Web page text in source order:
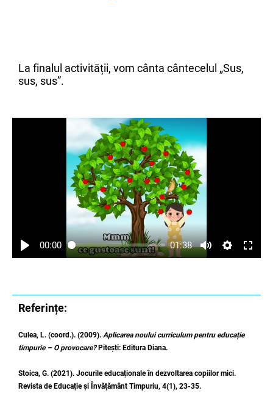
La finalul activității, vom cânta cântecelul „Sus,
sus, sus”.
00:00 01:38
Referințe:
Culea, L. (coord.). (2009). Aplicarea noului curriculum pentru educație
timpurie – O provocare?Pitești: Editura Diana.
Stoica, G. (2021). Jocurile educaționale în dezvoltarea copiilor mici.
Revista de Educație și Învățământ Timpuriu, 4(1), 23-35.